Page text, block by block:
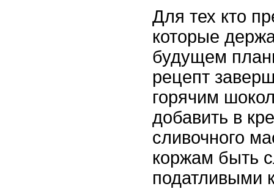
Для тех кто
которые
будущем
рецепт
горячим
добавить в
сливочного
коржам быть
податливыми